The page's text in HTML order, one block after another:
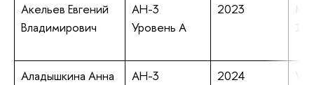
Акельев Евгений
Владимирович
АН-3
Уровень А
2023
Аладышкина Анна
АН-3
2024